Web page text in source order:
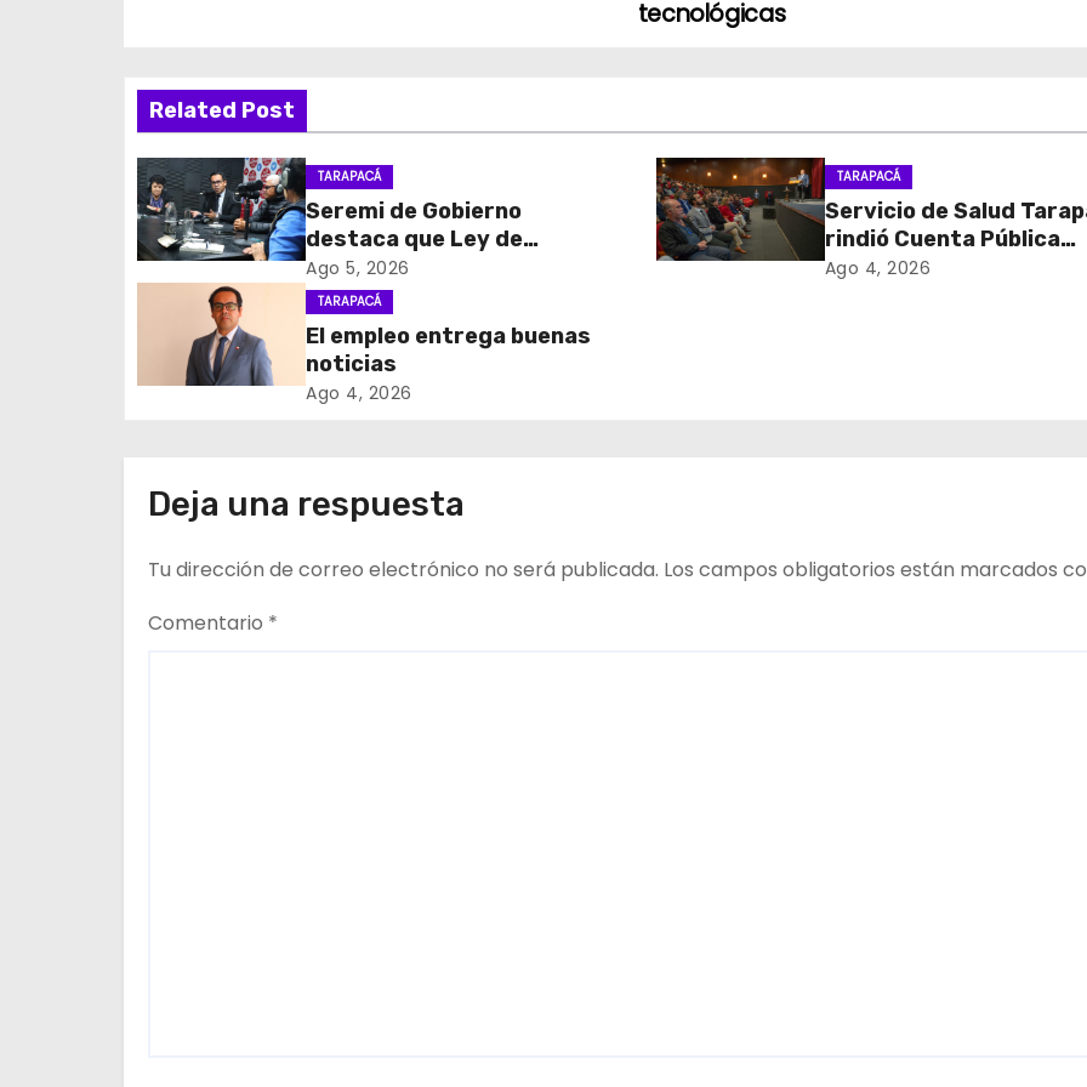
e
g
a
c
i
n
e
e
tecnológicas
Related Post
TARAPACÁ
Seremi de Gobierno
destaca que Ley de
Reconstrucción Nacional
impulsará la inversión y el
empleo en Tarapacá
Ago 5, 2026
TARAPACÁ
Servicio de Salud
rindió Cuenta Pública
Participativa
Ago 4, 2026
TARAPACÁ
El empleo entrega buenas
noticias
Ago 4, 2026
Deja una respuesta
Tu dirección de correo electrónico no será publicada. Los campos obligatorios están marcados
Comentario *